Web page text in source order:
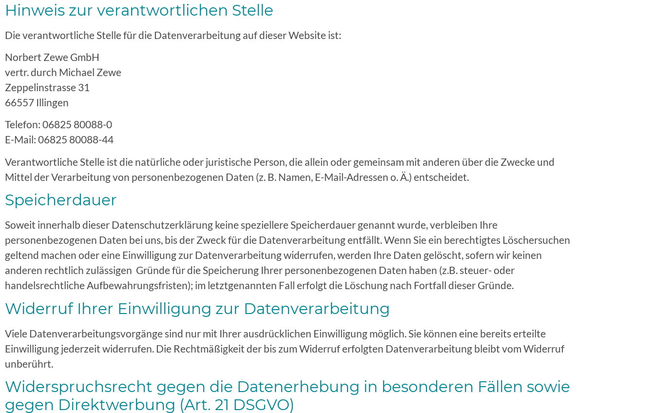
Hinweis zur verantwortlichen Stelle
Die verantwortliche Stelle für die Datenverarbeitung auf dieser Website ist:
Norbert Zewe GmbH
vertr. durch Michael Zewe
Zeppelinstrasse 31
66557 Illingen
Telefon: 06825 80088-0
E-Mail: 06825 80088-44
Verantwortliche Stelle ist die natürliche oder juristische Person, die allein oder gemeinsam mit anderen über die Zwecke und
Mittel der Verarbeitung von personenbezogenen Daten (z. B. Namen, E-Mail-Adressen o. Ä.) entscheidet.
Speicherdauer
Soweit innerhalb dieser Datenschutzerklärung keine speziellere Speicherdauer genannt wurde, verbleiben Ihre
personenbezogenen Daten bei uns, bis der Zweck für die Datenverarbeitung entfällt. Wenn Sie ein berechtigtes Löschersuchen
geltend machen oder eine Einwilligung zur Datenverarbeitung widerrufen, werden Ihre Daten gelöscht, sofern wir keinen
anderen rechtlich zulässigen Gründe für die Speicherung Ihrer personenbezogenen Daten haben (z.B. steuer- oder
handelsrechtliche Aufbewahrungsfristen); im letztgenannten Fall erfolgt die Löschung nach Fortfall dieser Gründe.
Widerruf Ihrer Einwilligung zur Datenverarbeitung
Viele Datenverarbeitungsvorgänge sind nur mit Ihrer ausdrücklichen Einwilligung möglich. Sie können eine bereits erteilte
Einwilligung jederzeit widerrufen. Die Rechtmäßigkeit der bis zum Widerruf erfolgten Datenverarbeitung bleibt vom Widerruf
unberührt.
Widerspruchsrecht gegen die Datenerhebung in besonderen Fällen sowie
gegen Direktwerbung (Art. 21 DSGVO)